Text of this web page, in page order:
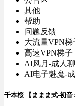
其他
帮助
问题反馈
大流量VPN
高速VPN梯子
AI风月-成人
AI电子魅魔-
千本桜 【ままま式-初音